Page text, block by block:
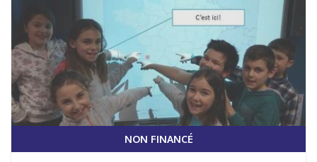
NON FINANCÉ